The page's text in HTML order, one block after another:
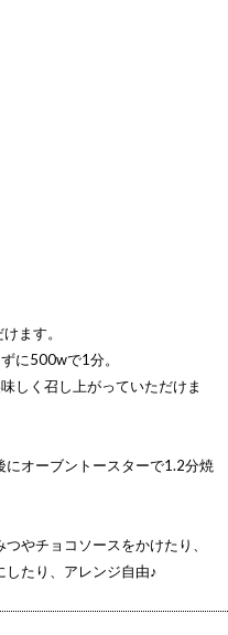
ます。
に500wで1分。
しく召し上がっていただけま
オーブントースターで1.2分焼
やチョコソースをかけたり、
たり、アレンジ自由♪